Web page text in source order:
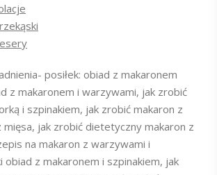
posiłek: obiad z makaronem
z makaronem i warzywami, jak zrobić
i szpinakiem, jak zrobić makaron z
jak zrobić dietetyczny makaron z
na makaron z warzywami i
obiad z makaronem i szpinakiem, jak